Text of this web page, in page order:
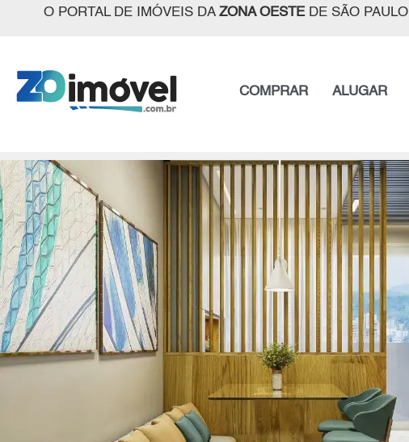
O PORTAL DE IMÓVEIS DA ZONA OESTEDE SÃO PAULO
COMPRAR ALUGAR